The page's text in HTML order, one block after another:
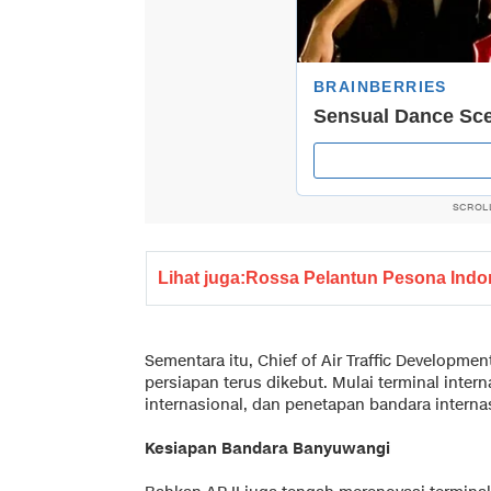
Lihat juga: Rossa Pelantun Pesona
Sementara itu, Chief of Air Traffic
persiapan terus dikebut. Mulai terminal
internasional, dan penetapan bandara
Kesiapan Bandara Banyuwangi